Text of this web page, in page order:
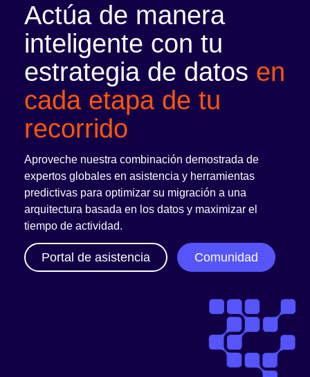
Actúa de manera
inteligente con tu
estrategia de datos en
cada etapa de tu
recorrido
Aproveche nuestra combinación demostrada de
expertos globales en asistencia y herramientas
predictivas para optimizar su migración a una
arquitectura basada en los datos y maximizar el
tiempo de actividad.
Portal de asistencia Comunidad